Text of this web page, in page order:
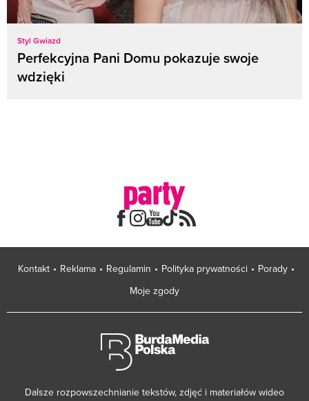
Styl Gwiazd
Perfekcyjna Pani Domu pokazuje swoje
wdzięki
Kontakt Reklama Regulamin Polityka prywatności
Porady
Moje zgody
Dalsze rozpowszechnianie tekstów, zdjęć i materiałów wideo